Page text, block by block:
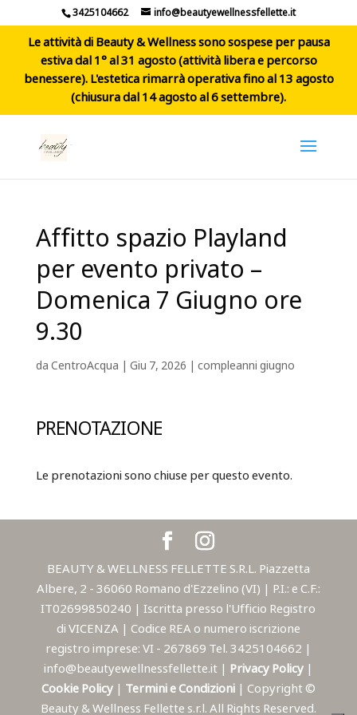
3425104662 info@beautyewellnessfellette.it
Le attività di Beauty & Wellness sono sospese per pausa
estiva dal 1° al 31 agosto (attività libera e percorso
benessere). L'estetica rimarrà operativa fino al 13 agosto
(chiusura dal 14 agosto al 6 settembre).
Affitto spazio Playland
per evento privato –
Domenica 7 Giugno ore
9.30
daCentroAcqua | Giu 7, 2026 | compleanni giugno
PRENOTAZIONE
Le prenotazioni sono chiuse per questo evento.
BEAUTY & WELLNESS FELLETTE S.R.L. Piazzetta
Albere, 2 - 36060 Romano d'Ezzelino (VI) | P.I.: e C.F.:
IT02699850240 | Iscritta presso l'Ufficio Registro
di VICENZA | Codice REA o numero iscrizione
registro imprese: VI - 267869 Tel. 3425104662 |
info@beautyewellnessfellette.it | Privacy Policy |
Cookie Policy | Termini e Condizioni | Copyright ©
Beauty & Wellness Fellette s.r.l. All Rights Reserved.